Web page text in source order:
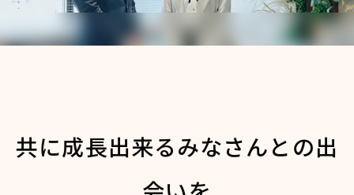
共に成長出来るみなさんとの出